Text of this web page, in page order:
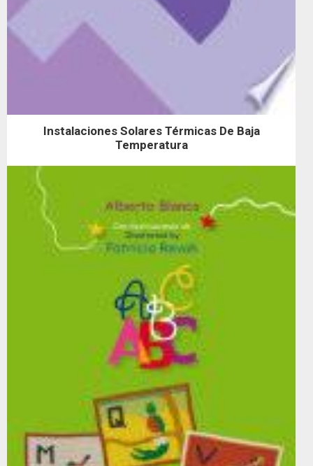
Instalaciones Solares Térmicas De Baja
Temperatura